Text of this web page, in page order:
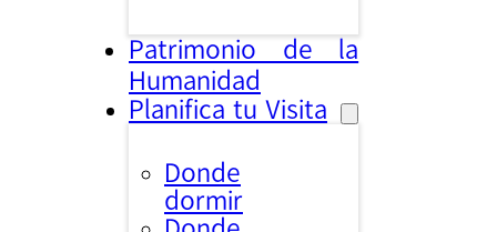
Patrimonio de la
Humanidad
Planifica tu Visita
Donde
dormir